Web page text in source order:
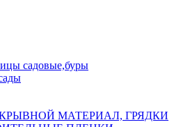
садовые,буры
МАТЕРИАЛ, ГРЯДКИ